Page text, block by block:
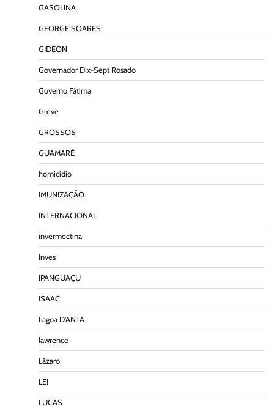
GASOLINA
GEORGE SOARES
GIDEON
Governador Dix-Sept Rosado
Governo Fátima
Greve
GROSSOS
GUAMARÉ
homicídio
IMUNIZAÇÃO
INTERNACIONAL
invermectina
Inves
IPANGUAÇU
ISAAC
Lagoa D'ANTA
lawrence
Lázaro
LEI
LUCAS